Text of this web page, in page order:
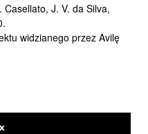
Casellato, J. V. da Silva,
widzianego przez Avilę
x